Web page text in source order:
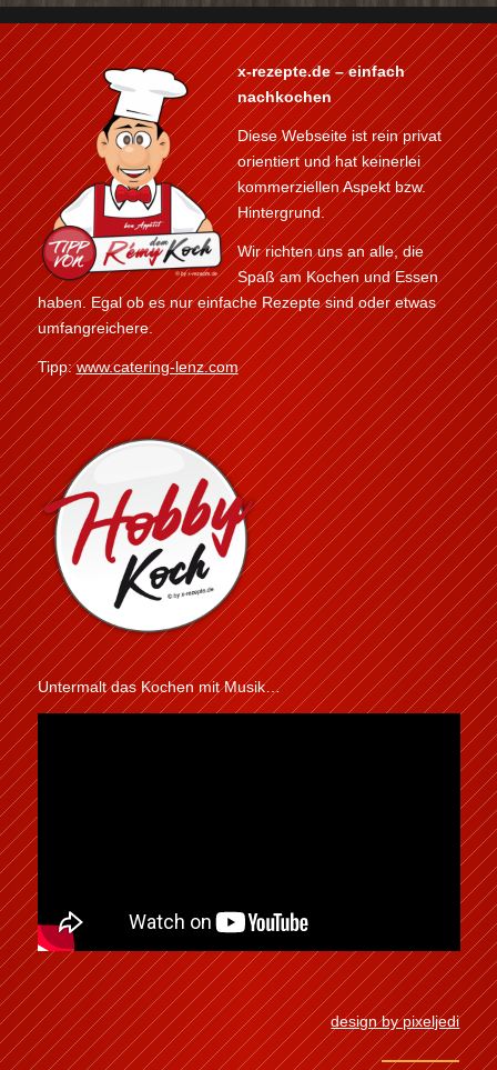
x-rezepte.de – einfach
nachkochen
Diese Webseite ist rein privat
orientiert und hat keinerlei
kommerziellen Aspekt bzw.
Hintergrund.
Wir richten uns an alle, die
Spaß am Kochen und Essen
haben. Egal ob es nur einfache Rezepte sind oder etwas
umfangreichere.
Tipp:www.catering-lenz.com
Untermalt das Kochen mit Musik…
design by pixeljedi
impressum |datenschutzerklärung